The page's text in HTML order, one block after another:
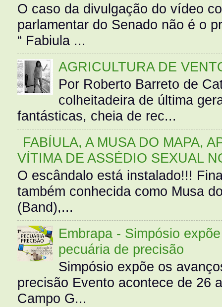
O caso da divulgação do vídeo
parlamentar do Senado não é o
“ Fabiula ...
AGRICULTURA DE
Por Roberto Barreto de
colheitadeira de última
fantásticas, cheia de rec...
FABÍULA, A MUSA DO MAPA,
VÍTIMA DE ASSÉDIO SEXUAL
O escândalo está instalado!!!
também conhecida como Musa
(Band),...
Embrapa - Simpósio
pecuária de precisão
Simpósio expõe os
precisão Evento acontece de 26
Campo G...